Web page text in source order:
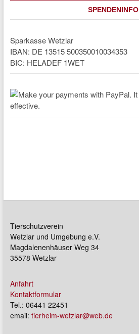
SPENDENINFO
Sparkasse Wetzlar
IBAN: DE 13515 500350010034353
BIC: HELADEF 1WET
Tierschutzverein
Wetzlar und Umgebung e.V.
Magdalenenhäuser Weg 34
35578 Wetzlar
Anfahrt
Kontaktformular
Tel.: 06441 22451
email: tierheim-wetzlar@web.de